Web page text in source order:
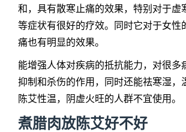
和，具有散寒止痛的效果，特别对于虚
等症状有很好的疗效。同时它对于女性
痛也有明显的效果。
能增强人体对疾病的抵抗能力，对很多
抑制和杀伤的作用，同时还能祛寒湿，
陈艾性温，阴虚火旺的人群不宜使用。
煮腊肉放陈艾好不好